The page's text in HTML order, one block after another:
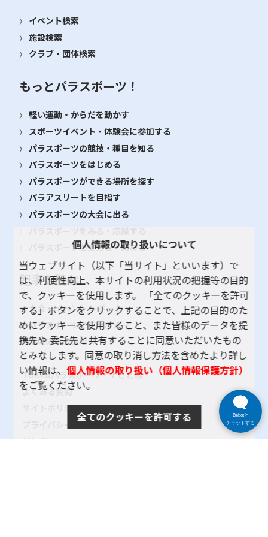
イベント検索
施設検索
クラブ・団体検索
もっとパラスポーツ！
軽い運動・からだを動かす
スポーツイベント・体験会に参加する
パラスポーツの競技・種目を知る
パラスポーツをはじめる
パラスポーツができる場所を探す
パラアスリートを目指す
パラスポーツの大会に出る
パラスポーツをみる・応援する
パラスポーツを支える・関わる
記事を読む
大会・イベント レポート
パラスポーツインタビュー
地域のクラブ紹介
TOKYOパラスポーツ・ナビとは
よくある質問
サイトポリシー
プライバシーポリシー
リンク
個人情報の取り扱いについて
当ウェブサイト（以下「当サイト」といいます）で
は、利便性向上、本サイトの利用状況の把握等の目的
で、クッキーを使用します。 「全てのクッキーを許可
する」ボタンをクリックすることで、上記の目的のた
めにクッキーを使用すること、また皆様のデータを提
携先や 委託先と共有することに同意いただいたもの
とみなします。同意の取り消し方法を含めたより詳し
い情報は、個人情報の取り扱い（個人情報保護方針）
をご覧ください。
全てのクッキーを許可する
Bebotと
チャットする